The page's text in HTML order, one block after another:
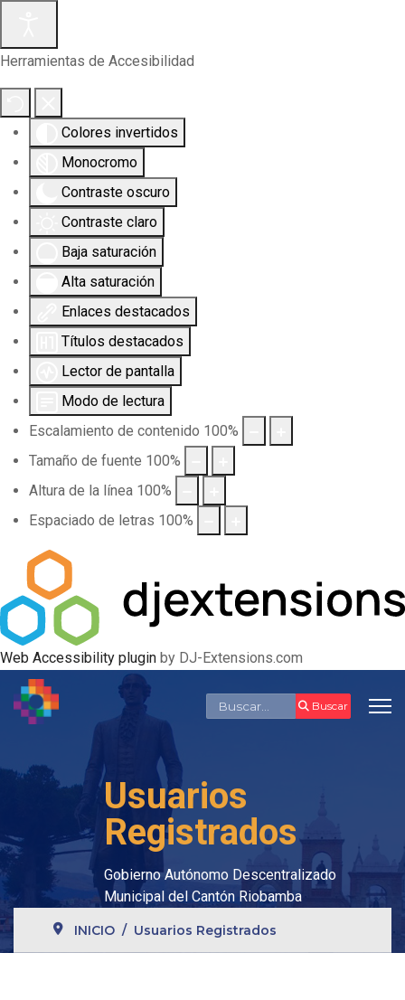
Herramientas de Accesibilidad
Colores invertidos
Monocromo
Contraste oscuro
Contraste claro
Baja saturación
Alta saturación
Enlaces destacados
Títulos destacados
Lector de pantalla
Modo de lectura
Escalamiento de contenido 100%
Tamaño de fuente 100%
Altura de la línea 100%
Espaciado de letras 100%
Web Accessibility plugin by DJ-Extensions.com
Buscar Buscar
Usuarios
Registrados
Gobierno Autónomo Descentralizado
Municipal del Cantón Riobamba
INICIO Usuarios Registrados